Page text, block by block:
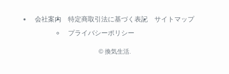
会社案内
特定商取引法に基づく表記
プライバシーポリシー
サイトマップ
©換気生活.